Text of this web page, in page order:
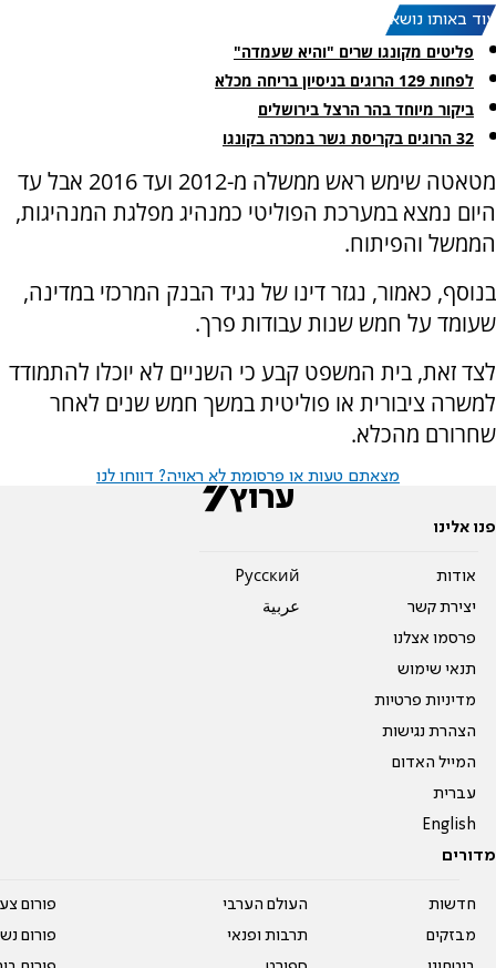
עוד באותו נושא:
פליטים מקונגו שרים "והיא שעמדה"
לפחות 129 הרוגים בניסיון בריחה מכלא
ביקור מיוחד בהר הרצל בירושלים
32 הרוגים בקריסת גשר במכרה בקונגו
מטאטה שימש ראש ממשלה מ-2012 ועד 2016 אבל עד
היום נמצא במערכת הפוליטי כמנהיג מפלגת המנהיגות,
הממשל והפיתוח.
בנוסף, כאמור, נגזר דינו של נגיד הבנק המרכזי במדינה,
שעומד על חמש שנות עבודות פרך.
לצד זאת, בית המשפט קבע כי השניים לא יוכלו להתמודד
למשרה ציבורית או פוליטית במשך חמש שנים לאחר
שחרורם מהכלא.
מצאתם טעות או פרסומת לא ראויה? דווחו לנו
פנו אלינו
אודות
יצירת קשר
פרסמו אצלנו
תנאי שימוש
מדיניות פרטיות
הצהרת נגישות
המייל האדום
עברית
English
Pусский
عربية
מדורים
חדשות
מבזקים
העולם הערבי
תרבות ופנאי
פורום
פורום